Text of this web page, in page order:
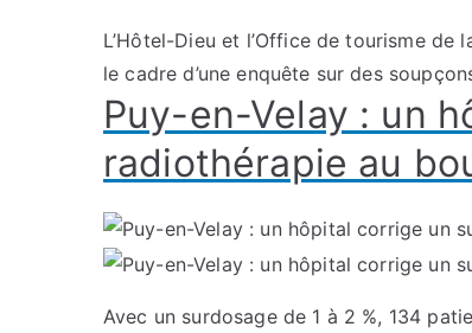
L’Hôtel-Dieu et l’Office de tourisme
le cadre d’une enquête sur des
Puy-en-Velay : un
radiothérapie au
Avec un surdosage de 1 à 2 %, 134